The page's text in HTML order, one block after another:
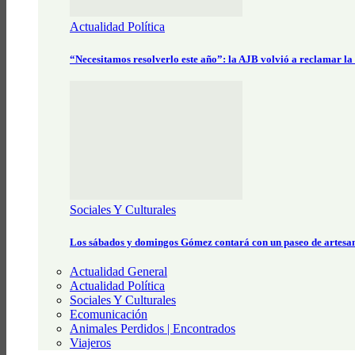
Actualidad Política
“Necesitamos resolverlo este año”: la AJB volvió a reclamar
Sociales Y Culturales
Los sábados y domingos Gómez contará con un paseo de
Actualidad General
Actualidad Política
Sociales Y Culturales
Ecomunicación
Animales Perdidos | Encontrados
Viajeros